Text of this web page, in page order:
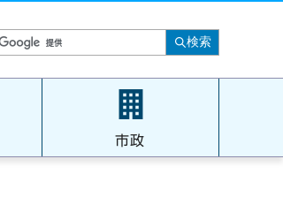
検索
市政